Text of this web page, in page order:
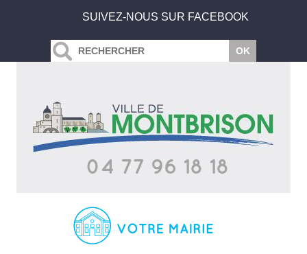
SUIVEZ-NOUS SUR FACEBOOK